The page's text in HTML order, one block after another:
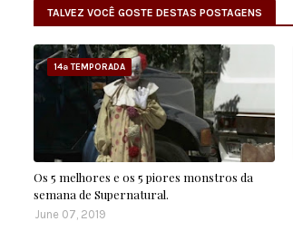
TALVEZ VOCÊ GOSTE DESTAS POSTAGENS
14ª TEMPORADA
Os 5 melhores e os 5 piores monstros da
semana de Supernatural.
June 07, 2019